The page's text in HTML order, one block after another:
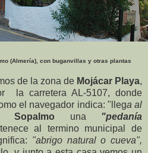
(Almería), con buganvillas y otras plantas
de la zona de Mojácar Playa,
la carretera AL-5107, donde
el navegador indica: "llega al
aSopalmo una "pedanía
al termino municipal de
"abrigo natural o cueva",